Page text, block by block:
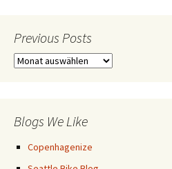
Previous Posts
Previous
Blogs We Like
Copenhagenize